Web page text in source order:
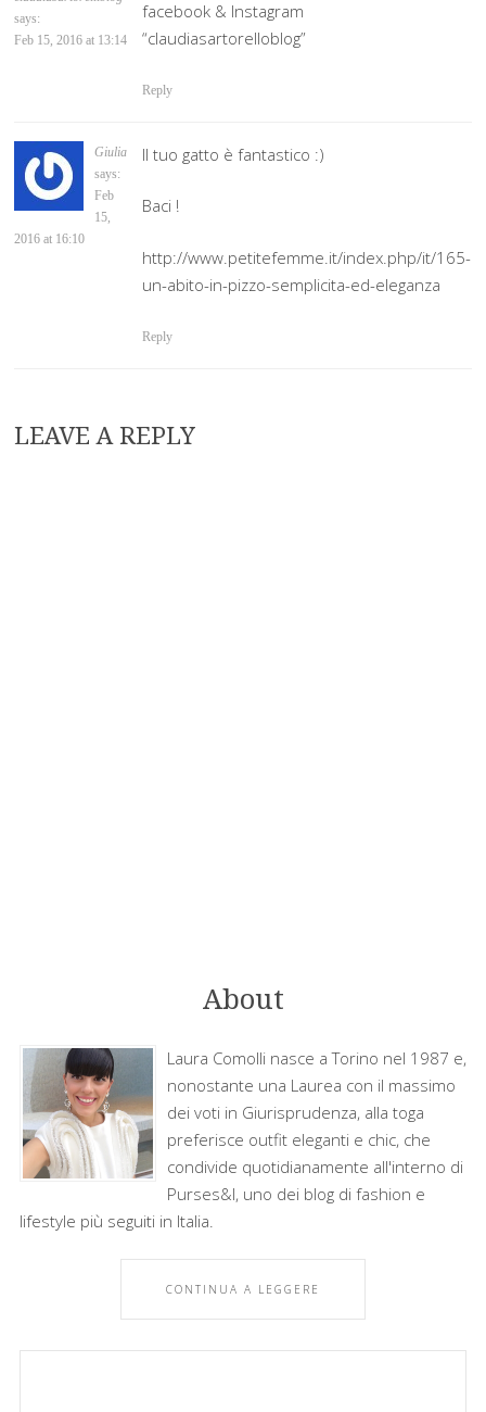
says:
Feb 15, 2016 at 13:14
facebook & Instagram
“claudiasartorelloblog”
Reply
Giulia
says:
Feb
15,
2016 at 16:10
Il tuo gatto è fantastico :)
Baci !
http://www.petitefemme.it/index.php/it/165-
un-abito-in-pizzo-semplicita-ed-eleganza
Reply
LEAVE A REPLY
About
Laura Comolli nasce a Torino nel 1987 e,
nonostante una Laurea con il massimo
dei voti in Giurisprudenza, alla toga
preferisce outfit eleganti e chic, che
condivide quotidianamente all'interno di
Purses&I, uno dei blog di fashion e
lifestyle più seguiti in Italia.
CONTINUA A LEGGERE